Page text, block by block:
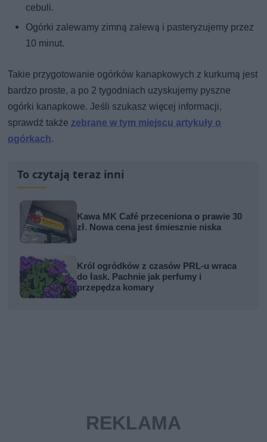
cebuli.
Ogórki zalewamy zimną zalewą i pasteryzujemy przez
10 minut.
Takie przygotowanie ogórków kanapkowych z kurkumą jest
bardzo proste, a po 2 tygodniach uzyskujemy pyszne
ogórki kanapkowe. Jeśli szukasz więcej informacji,
sprawdź także zebrane w tym miejscu artykuły o
ogórkach.
To czytają teraz inni
Kawa MK Café przeceniona o prawie 30
zł. Nowa cena jest śmiesznie niska
Król ogródków z czasów PRL-u wraca
do łask. Pachnie jak perfumy i
przepędza komary